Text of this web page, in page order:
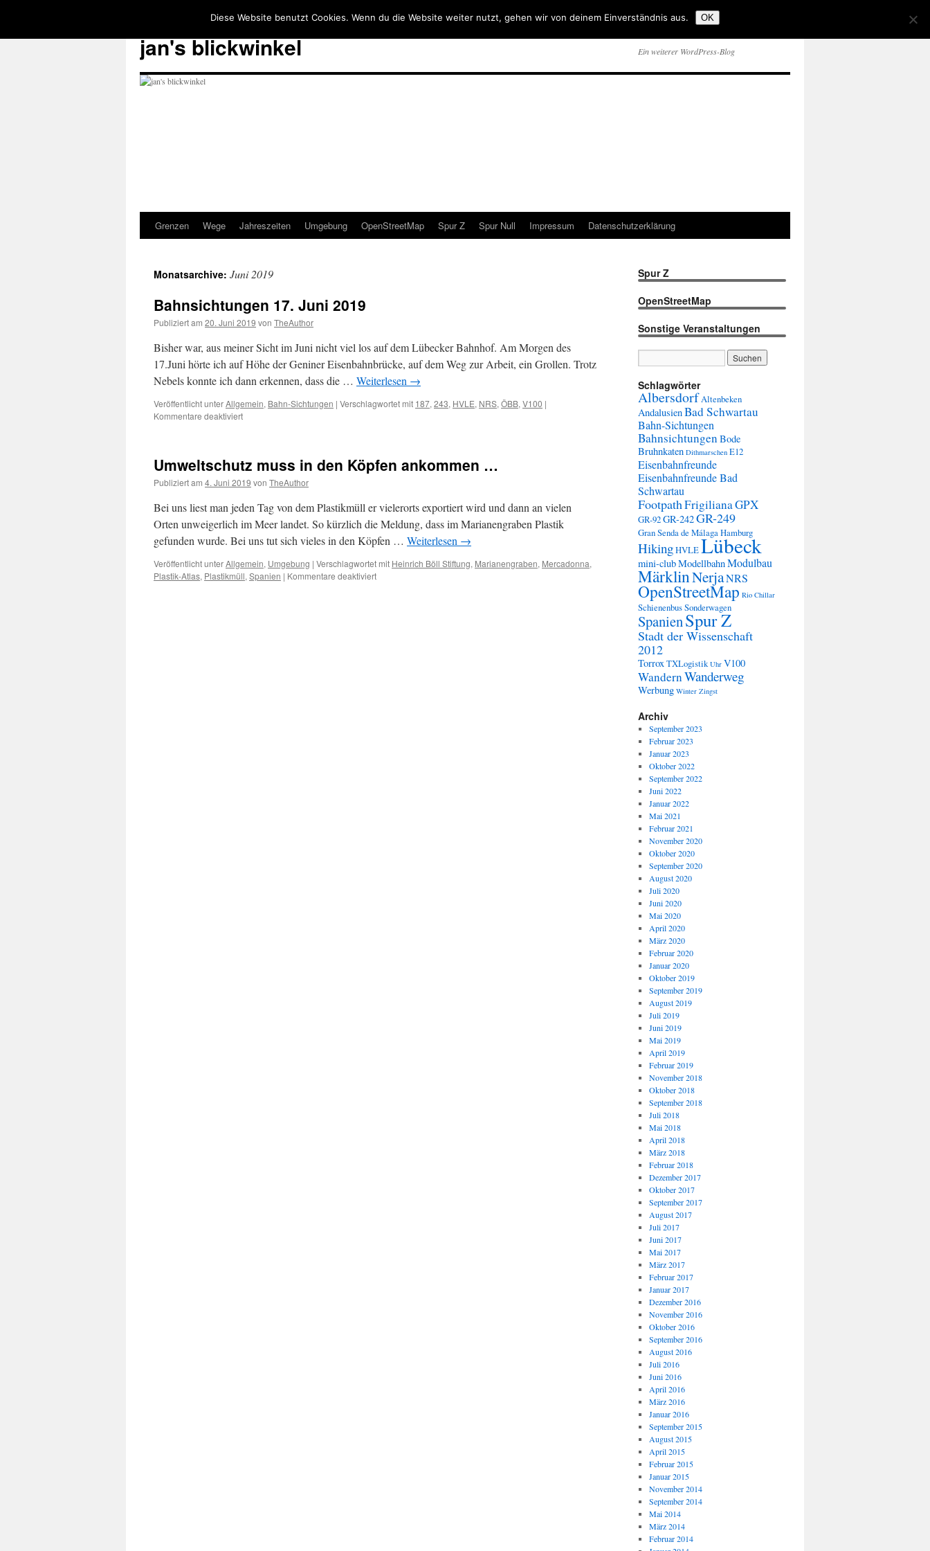
jan's blickwinkel Ein weiterer WordPress-Blog
Zum
springen
Grenzen Wege Jahreszeiten Umgebung OpenStreetMap Spur Z Spur Null Impressum Datenschutzerklärung
Monatsarchive: Juni 2019
Bahnsichtungen 17. Juni 2019
Publiziert am 20. Juni 2019 von TheAuthor
Bisher war, aus meiner Sicht im Juni nicht viel los auf dem Lübecker Bahnhof. Am Morgen des
17.Juni hörte ich auf Höhe der Geniner Eisenbahnbrücke, auf dem Weg zur Arbeit, ein Grollen. Trotz
Nebels konnte ich dann erkennen, dass die … Weiterlesen →
Veröffentlicht unterAllgemein, Bahn-Sichtungen | Verschlagwortet mit 187, 243, HVLE, NRS, ÖBB, V100 |
Kommentare deaktiviertfür
2019
Umweltschutz muss in den Köpfen ankommen …
Publiziert am 4. Juni 2019 von TheAuthor
Bei uns liest man jeden Tag von dem Plastikmüll er vielerorts exportiert wird und dann an vielen
Orten unweigerlich im Meer landet. So kürzlich die Meldung, dass im Marianengraben Plastik
gefunden wurde. Bei uns tut sich vieles in den Köpfen … Weiterlesen →
Veröffentlicht unterAllgemein, Umgebung | Verschlagwortet mit Heinrich Böll Stiftung, Marianengraben, Mercadonna,
Plastik-Atlas, Plastikmüll, Spanien | Kommentare deaktiviertfür
Spur Z
OpenStreetMap
Sonstige Veranstaltungen
Schlagwörter
AlbersdorfAltenbeken
AndalusienBad Schwartau
Bahn-Sichtungen
BahnsichtungenBode
Bruhnkaten Dithmarschen E12
Eisenbahnfreunde
Eisenbahnfreunde Bad
Schwartau
FootpathFrigilianaGPX
GR-92GR-242GR-249
Gran Senda de MálagaHamburg
HikingHVLELübeck
mini-clubModellbahnModulbau
MärklinNerjaNRS
OpenStreetMap Rio Chillar
SchienenbusSonderwagen
SpanienSpur Z
Stadt der Wissenschaft
2012
TorroxTXLogistik Uhr V100
WandernWanderweg
Werbung Winter Zingst
Archiv
September 2023
Februar 2023
Januar 2023
Oktober 2022
September 2022
Juni 2022
Januar 2022
Mai 2021
Februar 2021
November 2020
Oktober 2020
September 2020
August 2020
Juli 2020
Juni 2020
Mai 2020
April 2020
März 2020
Februar 2020
Januar 2020
Oktober 2019
September 2019
August 2019
Juli 2019
Juni 2019
Mai 2019
April 2019
Februar 2019
November 2018
Oktober 2018
September 2018
Juli 2018
Mai 2018
April 2018
März 2018
Februar 2018
Dezember 2017
Oktober 2017
September 2017
August 2017
Juli 2017
Juni 2017
Mai 2017
März 2017
Februar 2017
Januar 2017
Dezember 2016
November 2016
Oktober 2016
September 2016
August 2016
Juli 2016
Juni 2016
April 2016
März 2016
Januar 2016
September 2015
August 2015
April 2015
Februar 2015
Januar 2015
November 2014
September 2014
Mai 2014
März 2014
Februar 2014
Diese Website benutzt Cookies. Wenn du die Website weiter nutzt, gehen wir von deinem Einverständnis aus. OK